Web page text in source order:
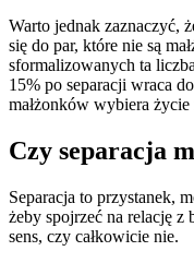
Warto jednak zaznaczyć,
się do par, które nie są
sformalizowanych ta
15% po separacji wraca
małżonków wybiera życie
Czy separacja
Separacja to przystanek,
żeby spojrzeć na relację z
sens, czy całkowicie nie.